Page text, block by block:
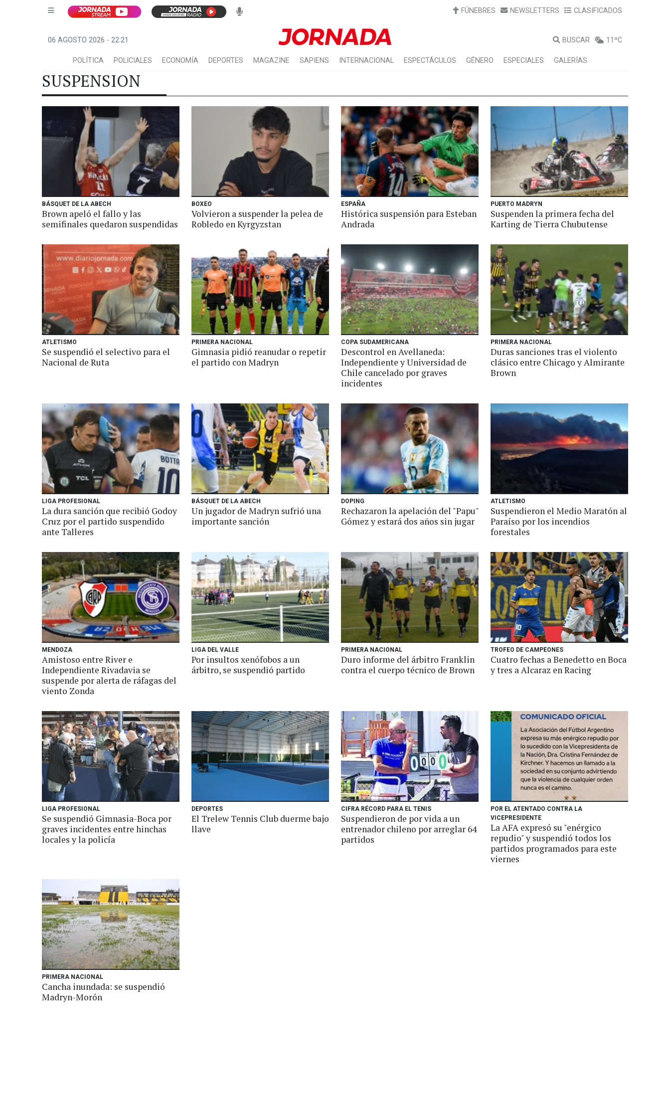
FÚNEBRES NEWSLETTERS CLASIFICADOS
06 AGOSTO 2026 - 22:21 BUSCAR 11ºC
POLÍTICA POLICIALES ECONOMÍA DEPORTES MAGAZINE SAPIENS INTERNACIONAL ESPECTÁCULOS GÉNERO ESPECIALES GALERÍAS
SUSPENSION
BÁSQUET DE LA ABECH
Brown apeló el fallo y las
semifinales quedaron suspendidas
BOXEO
Volvieron a suspender la pelea de
Robledo en Kyrgyzstan
ESPAÑA
Histórica suspensión para Esteban
Andrada
PUERTO MADRYN
Suspenden la primera fecha del
Karting de Tierra Chubutense
ATLETISMO
Se suspendió el selectivo para el
Nacional de Ruta
PRIMERA NACIONAL
Gimnasia pidió reanudar o repetir
el partido con Madryn
COPA SUDAMERICANA
Descontrol en Avellaneda:
Independiente y Universidad de
Chile cancelado por graves
incidentes
PRIMERA NACIONAL
Duras sanciones tras el violento
clásico entre Chicago y Almirante
Brown
LIGA PROFESIONAL
La dura sanción que recibió Godoy
Cruz por el partido suspendido
ante Talleres
BÁSQUET DE LA ABECH
Un jugador de Madryn sufrió una
importante sanción
DOPING
Rechazaron la apelación del "Papu"
Gómez y estará dos años sin jugar
ATLETISMO
Suspendieron el Medio Maratón al
Paraíso por los incendios
forestales
MENDOZA
Amistoso entre River e
Independiente Rivadavia se
suspende por alerta de ráfagas del
viento Zonda
LIGA DEL VALLE
Por insultos xenófobos a un
árbitro, se suspendió partido
PRIMERA NACIONAL
Duro informe del árbitro Franklin
contra el cuerpo técnico de Brown
TROFEO DE CAMPEONES
Cuatro fechas a Benedetto en Boca
y tres a Alcaraz en Racing
LIGA PROFESIONAL
Se suspendió Gimnasia-Boca por
graves incidentes entre hinchas
locales y la policía
DEPORTES
El Trelew Tennis Club duerme bajo
llave
CIFRA RÉCORD PARA EL TENIS
Suspendieron de por vida a un
entrenador chileno por arreglar 64
partidos
POR EL ATENTADO CONTRA LA
VICEPRESIDENTE
La AFA expresó su "enérgico
repudio" y suspendió todos los
partidos programados para este
viernes
PRIMERA NACIONAL
Cancha inundada: se suspendió
Madryn-Morón